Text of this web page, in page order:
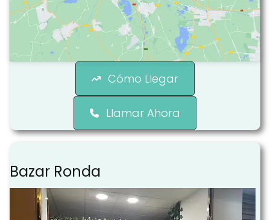
Cómo Llegar
Llamar Ahora
Bazar Ronda